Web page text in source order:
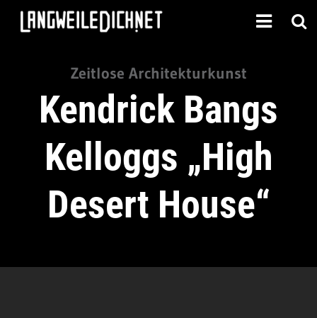
Zeitlose Architekturkunst
Kendrick Bangs
Kelloggs „High
Desert House“